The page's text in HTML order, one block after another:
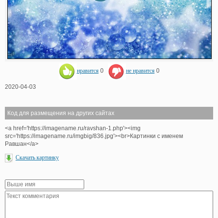
нравится 0 не нравится 0
2020-04-03
Код для размещения на других сайтах
<a href='https://imagename.ru/ravshan-1.php'><img
src='https://imagename.ru/imgbig/836.jpg'><br>Картинки с именем
Равшан</a>
Скачать картинку